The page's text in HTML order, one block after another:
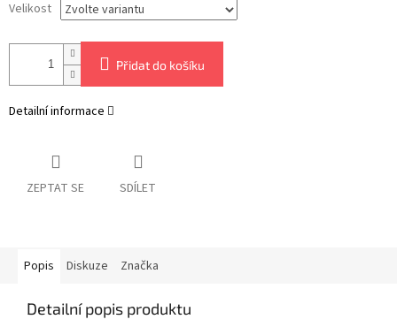
Velikost
Přidat do košíku
Detailní informace
ZEPTAT SE SDÍLET
Popis Diskuze Značka
Detailní popis produktu